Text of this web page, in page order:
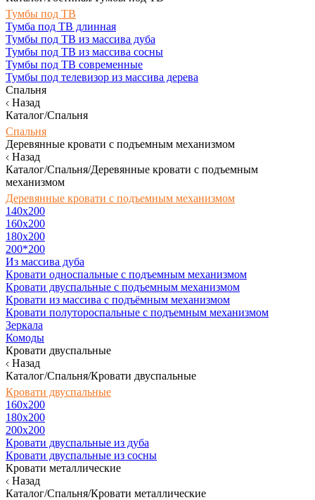
Тумбы под ТВ
Тумба под ТВ длинная
Тумбы под ТВ из массива дуба
Тумбы под ТВ из массива сосны
Тумбы под ТВ современные
Тумбы под телевизор из массива дерева
Спальня
Назад
Каталог/Спальня
Спальня
Деревянные кровати с подъемным механизмом
Назад
Каталог/Спальня/Деревянные кровати с подъемным
механизмом
Деревянные кровати с подъемным механизмом
140x200
160х200
180х200
200*200
Из массива дуба
Кровати односпальные с подъемным механизмом
Кровати двуспальные с подъемным механизмом
Кровати из массива с подъёмным механизмом
Кровати полутороспальные с подъемным механизмом
Зеркала
Комоды
Кровати двуспальные
Назад
Каталог/Спальня/Кровати двуспальные
Кровати двуспальные
160х200
180x200
200x200
Кровати двуспальные из дуба
Кровати двуспальные из сосны
Кровати металлические
Назад
Каталог/Спальня/Кровати металлические